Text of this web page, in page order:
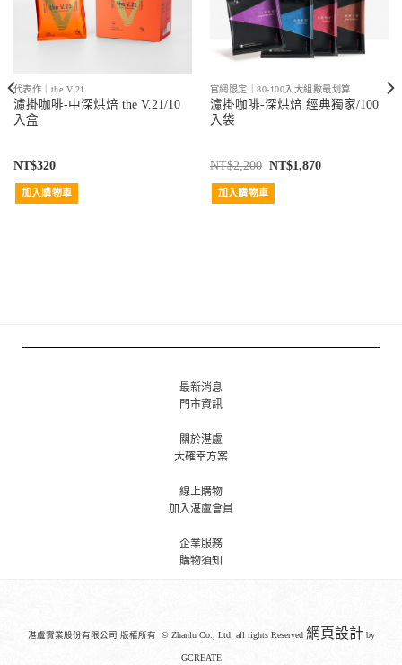
代表作｜the V.21
濾掛咖啡-中深烘焙 the V.21/10
入盒
NT$320
加入購物車
官網限定｜80-100入大組數最划算
濾掛咖啡-深烘焙 經典獨家/100
入袋
NT$2,200 NT$1,870
加入購物車
最新消息
門市資訊
關於湛盧
大確幸方案
線上購物
加入湛盧會員
企業服務
購物須知
湛盧實業股份有限公司 版權所有 © Zhanlu Co., Ltd. all rights Reserved 網頁設計 by
GCREATE